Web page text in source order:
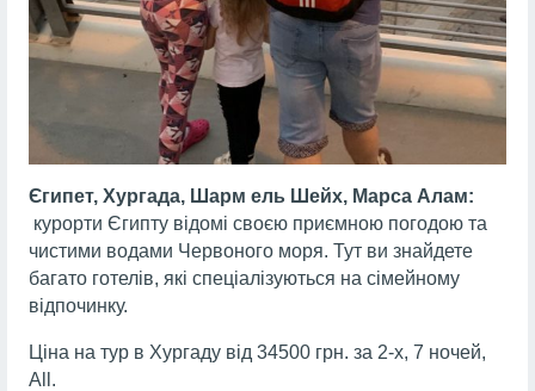
Єгипет, Хургада, Шарм ель Шейх, Марса Алам:
курорти Єгипту відомі своєю приємною погодою та
чистими водами Червоного моря. Тут ви знайдете
багато готелів, які спеціалізуються на сімейному
відпочинку.
Ціна на тур в Хургаду від 34500 грн. за 2-х, 7 ночей,
All.